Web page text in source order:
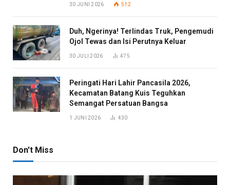
30 JUNI 2026 512
Duh, Ngerinya! Terlindas Truk, Pengemudi
Ojol Tewas dan Isi Perutnya Keluar
30 JULI 2026 475
Peringati Hari Lahir Pancasila 2026,
Kecamatan Batang Kuis Teguhkan
Semangat Persatuan Bangsa
1 JUNI 2026 430
Don't Miss